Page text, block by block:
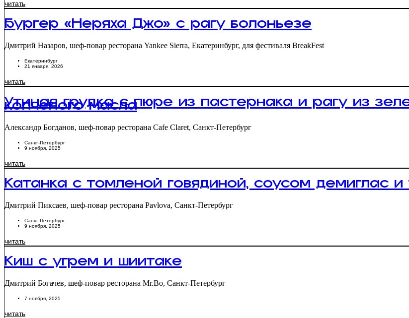
читать
Бургер «Неряха Джо» с рагу болоньезе
Дмитрий Назаров, шеф-повар ресторана Yankee Sierra, Екатеринбург, для фестиваля BreakFest
Екатеринбург
21 января, 2026
читать
Утиная грудка с пюре из пастернака и рагу из
копченого масла
Александр Богданов, шеф-повар ресторана Cafe Claret, Санкт-Петербург
Санкт-Петербург
9 ноября, 2025
читать
Катанка с томленой говядиной, соусом демиглас
Дмитрий Пиксаев, шеф-повар ресторана Pavlova, Санкт-Петербург
Санкт-Петербург
9 ноября, 2025
читать
Киш с угрем и шиитаке
Дмитрий Богачев, шеф-повар ресторана Mr.Bo, Санкт-Петербург
7 ноября, 2025
читать